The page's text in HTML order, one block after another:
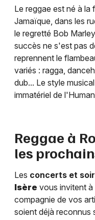
Le reggae est né à la
Jamaïque, dans les
le regretté Bob
succès ne s'est pas
reprennent le
variés : ragga,
dub... Le style
immatériel de
Reggae à
les
Les concerts et
Isère vous invitent
compagnie de vos
soient déjà reconnus